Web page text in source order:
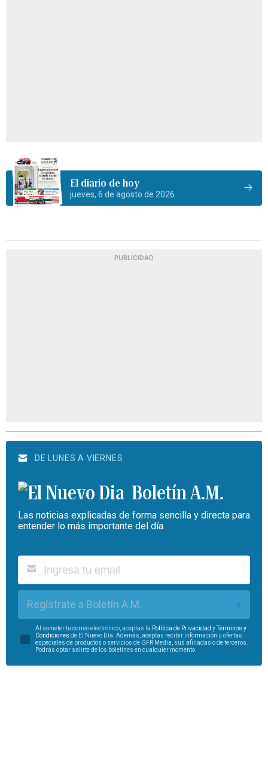
El diario de hoy
jueves, 6 de agosto de 2026
PUBLICIDAD
DE LUNES A VIERNES
Boletín A.M.
Las noticias explicadas de forma sencilla y directa para
entender lo más importante del día.
Regístrate a Boletín A.M.
Al someter tu correo electrónico, aceptas la Política de Privacidad yTérminos y
Condiciones de El Nuevo Día. Además, aceptas recibir información u ofertas
especiales de productos o servicios de GFR Media, sus afiliadas o de terceros.
Podrás optar salirte de los boletines en cualquier momento.